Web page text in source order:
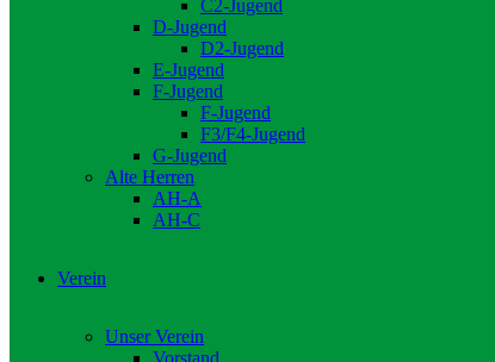
C2-Jugend
D-Jugend
D2-Jugend
E-Jugend
F-Jugend
F-Jugend
F3/F4-Jugend
G-Jugend
Alte Herren
AH-A
AH-C
Verein
Unser Verein
Vorstand